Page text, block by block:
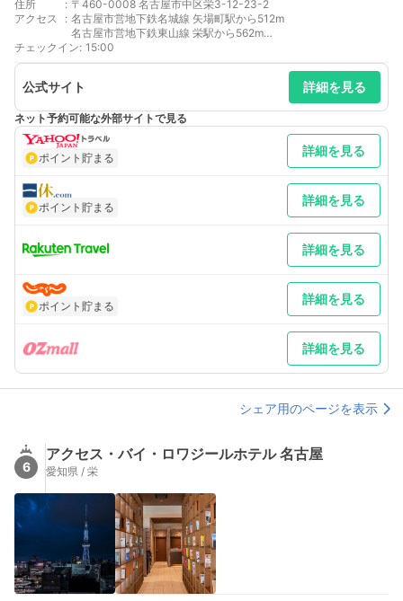
住所 : 〒460-0008 名古屋市中区栄3-12-23-2
アクセス
: 名古屋市営地下鉄名城線 矢場町駅から512m
名古屋市営地下鉄東山線 栄駅から562m
名古屋市営地下鉄名城線 栄駅から562m
名鉄瀬戸線 栄町駅から666m
チェックイン: 15:00
公式サイト 詳細を見る
ネット予約可能な外部サイトで見る
ポイント貯まる 詳細を見る
ポイント貯まる 詳細を見る
詳細を見る
ポイント貯まる 詳細を見る
詳細を見る
シェア用のページを表示
6
アクセス・バイ・ロワジールホテル 名古屋
愛知県 / 栄